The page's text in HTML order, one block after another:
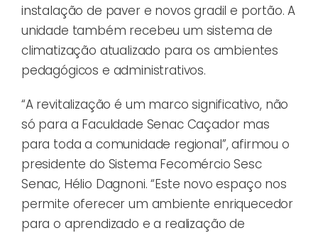
instalação de paver e novos gradil e portão. A
unidade também recebeu um sistema de
climatização atualizado para os ambientes
pedagógicos e administrativos.
“A revitalização é um marco significativo, não
só para a Faculdade Senac Caçador mas
para toda a comunidade regional”, afirmou o
presidente do Sistema Fecomércio Sesc
Senac, Hélio Dagnoni. “Este novo espaço nos
permite oferecer um ambiente enriquecedor
para o aprendizado e a realização de